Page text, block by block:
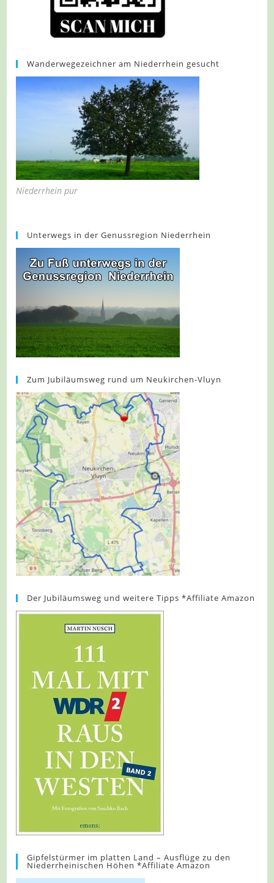
Wanderwegezeichner am Niederrhein gesucht
Niederrhein pur
Unterwegs in der Genussregion Niederrhein
Zum Jubiläumsweg rund um Neukirchen-Vluyn
Der Jubiläumsweg und weitere Tipps *Affiliate Amazon
Gipfelstürmer im platten Land – Ausflüge zu den
Niederrheinischen Höhen *Affiliate Amazon